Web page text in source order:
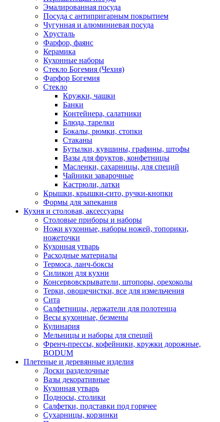
Эмалированная посуда
Посуда с антипригарным покрытием
Чугунная и алюминиевая посуда
Хрусталь
Фарфор, фаянс
Керамика
Кухонные наборы
Стекло Богемия (Чехия)
Фарфор Богемия
Стекло
Кружки, чашки
Банки
Контейнера, салатники
Блюда, тарелки
Бокалы, рюмки, стопки
Стаканы
Бутылки, кувшины, графины, штофы
Вазы для фруктов, конфетницы
Масленки, сахарницы, для специй
Чайники заварочные
Кастрюли, латки
Крышки, крышки-сито, ручки-кнопки
Формы для запекания
Кухня и столовая, аксессуары
Столовые приборы и наборы
Ножи кухонные, наборы ножей, топорики,
ножеточки
Кухонная утварь
Расходные материалы
Термоса, ланч-боксы
Силикон для кухни
Консервовскрыватели, штопоры, орехоколы
Терки, овощечистки, все для измельчения
Сита
Салфетницы, держатели для полотенца
Весы кухонные, безмены
Кулинария
Мельницы и наборы для специй
Френч-прессы, кофейники, кружки дорожные,
BODUM
Плетеные и деревянные изделия
Доски разделочные
Вазы декоративные
Кухонная утварь
Подносы, столики
Салфетки, подставки под горячее
Сухарницы, корзинки